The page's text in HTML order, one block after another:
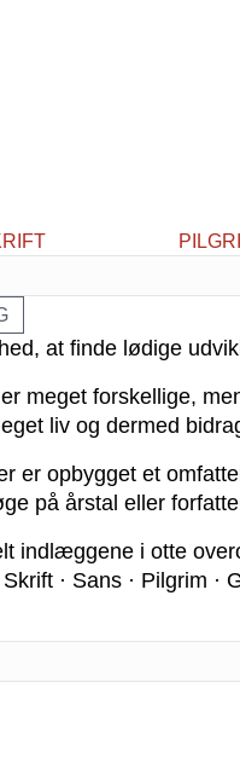
at finde lødige
meget forskellige,
liv og dermed
er opbygget et
på årstal eller
indlæggene i otte
· Sans · Pilgrim ·